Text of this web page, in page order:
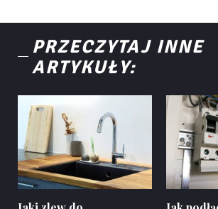
PRZECZYTAJ INNE
ARTYKUŁY: